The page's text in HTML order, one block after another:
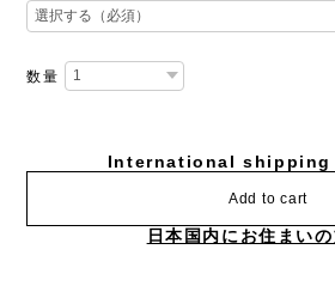
数量
International shipping
Add to cart
日本国内にお住まい